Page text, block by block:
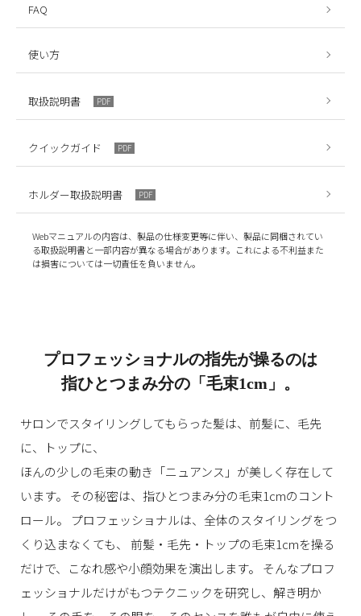
FAQ
使い方
取扱説明書 PDF
クイックガイド PDF
ホルダー取扱説明書 PDF
Webマニュアルの内容は、製品の仕様変更等に伴い、製品に同梱されてい
る取扱説明書と一部内容が異なる場合があります。これによる不利益また
は損害については一切責任を負いません。
プロフェッショナルの指先が操るのは
指ひとつまみ分の 「毛束1cm」。
サロンでスタイリングしてもらった髪は、前髪に、毛先
に、トップに、
ほんの少しの毛束の動き「ニュアンス」が美しく存在して
います。
その秘密は、指ひとつまみ分の毛束1cmのコント
ロール。
プロフェッショナルは、全体のスタイリングをつ
くり込まなくても、
前髪・毛先・トップの毛束1cmを操る
だけで、こなれ感や小顔効果を演出します。
そんなプロフ
ェッショナルだけがもつテクニックを研究し、解き明か